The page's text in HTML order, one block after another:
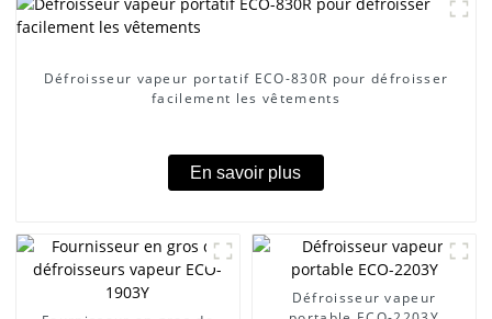
Défroisseur vapeur portatif ECO-830R pour défroisser
facilement les vêtements
En savoir plus
Défroisseur vapeur